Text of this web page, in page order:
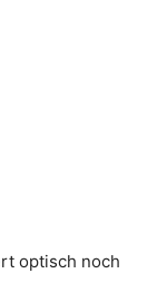
optisch noch